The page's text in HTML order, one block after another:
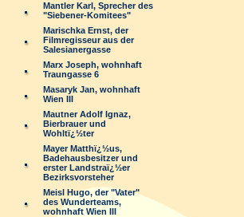
Mantler Karl, Sprecher des
"Siebener-Komitees"
Marischka Ernst, der
Filmregisseur aus der
Salesianergasse
Marx Joseph, wohnhaft
Traungasse 6
Masaryk Jan, wohnhaft
Wien III
Mautner Adolf Ignaz,
Bierbrauer und
Wohltï¿½ter
Mayer Matthï¿½us,
Badehausbesitzer und
erster Landstraï¿½er
Bezirksvorsteher
Meisl Hugo, der "Vater"
des Wunderteams,
wohnhaft Wien III